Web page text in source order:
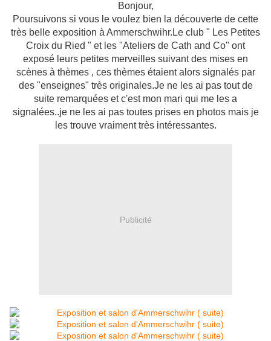
Bonjour,
Poursuivons si vous le voulez bien la découverte de cette
très belle exposition à Ammerschwihr.Le club " Les Petites
Croix du Ried " et les "Ateliers de Cath and Co" ont
exposé leurs petites merveilles suivant des mises en
scènes à thèmes , ces thèmes étaient alors signalés par
des "enseignes" très originales.Je ne les ai pas tout de
suite remarquées et c'est mon mari qui me les a
signalées..je ne les ai pas toutes prises en photos mais je
les trouve vraiment très intéressantes.
Publicité